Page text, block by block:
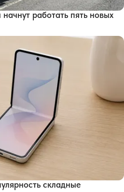
работать пять новых
складные